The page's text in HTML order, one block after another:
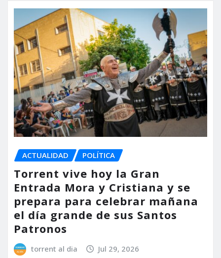
ACTUALIDAD POLÍTICA
Torrent vive hoy la Gran
Entrada Mora y Cristiana y se
prepara para celebrar mañana
el día grande de sus Santos
Patronos
torrent al dia Jul 29, 2026